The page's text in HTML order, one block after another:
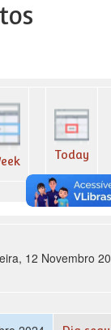
Today
12 Novembro